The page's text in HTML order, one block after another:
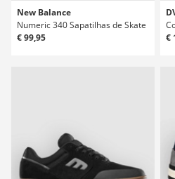
New Balance
Numeric 340 Sapatilhas de Skate
€ 99,95
€